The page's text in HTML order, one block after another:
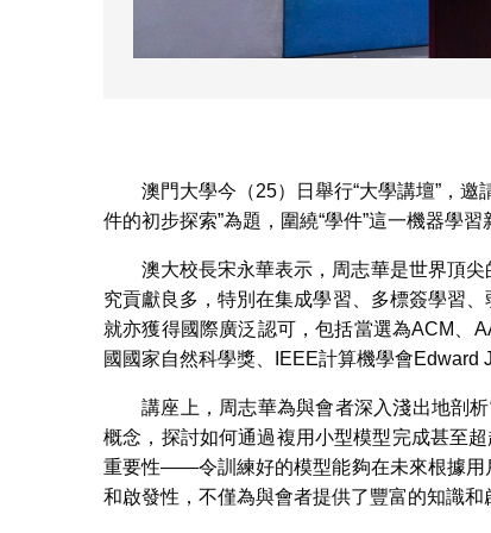
澳門大學今（25）日舉行“大學講壇”，
件的初步探索”為題，圍繞“學件”這一機器學習
澳大校長宋永華表示，周志華是世界頂
究貢獻良多，特別在集成學習、多標簽學習
就亦獲得國際廣泛認可，包括當選為ACM、
國國家自然科學獎、IEEE計算機學會Edward
講座上，周志華為與會者深入淺出地剖
概念，探討如何通過複用小型模型完成甚至
重要性——令訓練好的模型能夠在未來根據用
和啟發性，不僅為與會者提供了豐富的知識